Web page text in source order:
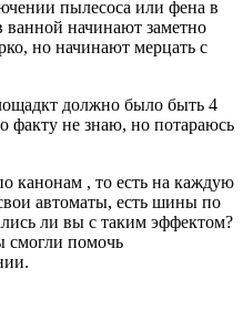
пылесоса или фена в
ванной начинают заметно
но начинают мерцать с
должно было быть 4
факту не знаю, но потараюсь
канонам , то есть на каждую
автоматы, есть шины по
ли вы с таким эффектом?
смогли помочь